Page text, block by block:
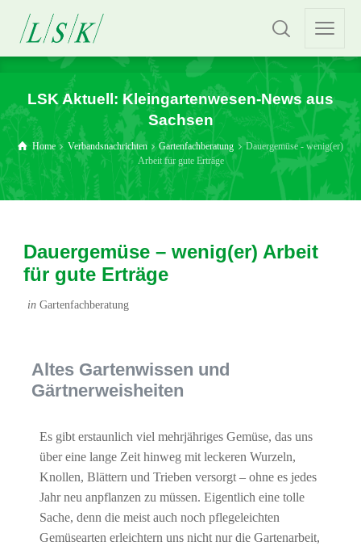
LSK Aktuell: Kleingartenwesen-News aus
Sachsen
Home Verbandsnachrichten Gartenfachberatung
Dauergemüse - wenig(er)
Arbeit für gute Erträge
Dauergemüse – wenig(er) Arbeit
für gute Erträge
in Gartenfachberatung
Altes Gartenwissen und
Gärtnerweisheiten
Es gibt erstaunlich viel mehrjähriges Gemüse, das uns
über eine lange Zeit hinweg mit leckeren Wurzeln,
Knollen, Blättern und Trieben versorgt – ohne es jedes
Jahr neu anpflanzen zu müssen. Eigentlich eine tolle
Sache, denn die meist auch noch pflegeleichten
Gemüsearten erleichtern uns nicht nur die Gartenarbeit,